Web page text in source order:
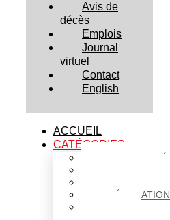
Avis de
décès
Emplois
Journal
virtuel
Contact
English
ACCUEIL
CATÉGORIES
ÉDUCATION